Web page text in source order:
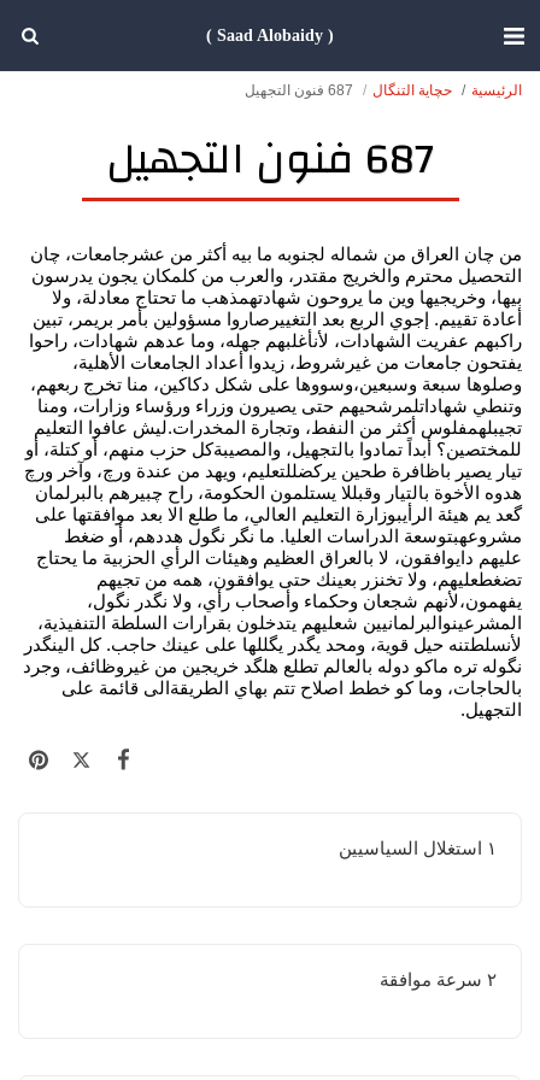
( Saad Alobaidy )
الرئيسية حچاية التنگال 687 فنون التجهيل
687 فنون التجهيل
من چان العراق من شماله لجنوبه ما بيه أكثر من عشرجامعات، چان
التحصيل محترم والخريج مقتدر، والعرب من كلمكان يجون يدرسون
بيها، وخريجيها وين ما يروحون شهادتهمذهب ما تحتاج معادلة، ولا
أعادة تقييم. إجوي الربع بعد التغييرصاروا مسؤولين بأمر بريمر، تبين
راكبهم عفريت الشهادات، لأنأغلبهم جهله، وما عدهم شهادات، راحوا
يفتحون جامعات من غيرشروط، زيدوا أعداد الجامعات الأهلية،
وصلوها سبعة وسبعين،وسووها على شكل دكاكين، منا تخرج ربعهم،
وتنطي شهاداتلمرشحيهم حتى يصيرون وزراء ورؤساء وزارات، ومنا
تجيبلهمفلوس أكثر من النفط، وتجارة المخدرات.ليش عافوا التعليم
للمختصين؟ أبداً تمادوا بالتجهيل، والمصيبةكل حزب منهم، أو كتلة، أو
تيار يصير باظافرة طحين يركضللتعليم، ويهد من عندة ورچ، وآخر ورچ
هدوه الأخوة بالتيار وقبللا يستلمون الحكومة، راح چبيرهم بالبرلمان
گعد يم هيئة الرأيبوزارة التعليم العالي، ما طلع الا بعد موافقتها على
مشروعهبتوسعة الدراسات العليا. ما نگر نگول هددهم، أو ضغط
عليهم دايوافقون، لا بالعراق العظيم وهيئات الرأي الحزبية ما يحتاج
تضغطعليهم، ولا تخنزر بعينك حتى يوافقون، همه من تجيهم
يفهمون،لأنهم شجعان وحكماء وأصحاب رأي، ولا نگدر نگول،
المشرعينوالبرلمانيين شعليهم يتدخلون بقرارات السلطة التنفيذية،
لأنسلطتنه حيل قوية، ومحد يگدر يگللها على عينك حاجب. كل الينگدر
نگوله تره ماكو دوله بالعالم تطلع هلگد خريجين من غيروظائف، وجرد
بالحاجات، وما كو خطط اصلاح تتم بهاي الطريقةالى قائمة على
التجهيل.
١ استغلال السياسيين
٢ سرعة موافقة